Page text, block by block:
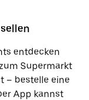
entdecken
Supermarkt
– bestelle eine
App kannst